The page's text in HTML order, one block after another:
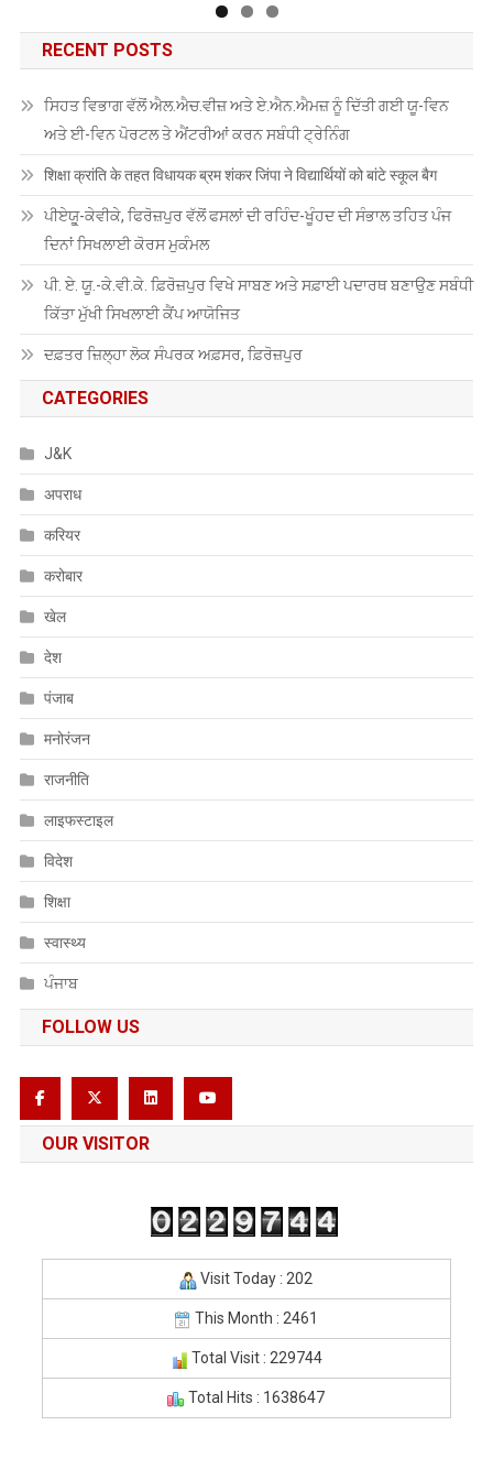
RECENT POSTS
ਸਿਹਤ ਵਿਭਾਗ ਵੱਲੋਂ ਐਲ.ਐਚ.ਵੀਜ਼ ਅਤੇ ਏ.ਐਨ.ਐਮਜ਼ ਨੂੰ ਦਿੱਤੀ ਗਈ ਯੂ-ਵਿਨ
ਅਤੇ ਈ-ਵਿਨ ਪੋਰਟਲ ਤੇ ਐਂਟਰੀਆਂ ਕਰਨ ਸਬੰਧੀ ਟ੍ਰੇਨਿੰਗ
शिक्षा क्रांति के तहत विधायक ब्रम शंकर जिंपा ने विद्यार्थियों को बांटे स्कूल बैग
ਪੀਏਯੂੑ-ਕੇਵੀਕੇ, ਫਿਰੋਜ਼ਪੁਰ ਵੱਲੋਂ ਫਸਲਾਂ ਦੀ ਰਹਿੰਦ-ਖੂੰਹਦ ਦੀ ਸੰਭਾਲ ਤਹਿਤ ਪੰਜ
ਦਿਨਾਂ ਸਿਖਲਾਈ ਕੋਰਸ ਮੁਕੰਮਲ
ਪੀ. ਏ. ਯੂ.-ਕੇ.ਵੀ.ਕੇ. ਫ਼ਿਰੋਜ਼ਪੁਰ ਵਿਖੇ ਸਾਬਣ ਅਤੇ ਸਫ਼ਾਈ ਪਦਾਰਥ ਬਣਾਉਣ ਸਬੰਧੀ
ਕਿੱਤਾ ਮੁੱਖੀ ਸਿਖਲਾਈ ਕੈਂਪ ਆਯੋਜਿਤ
ਦਫ਼ਤਰ ਜ਼ਿਲ੍ਹਾ ਲੋਕ ਸੰਪਰਕ ਅਫ਼ਸਰ, ਫ਼ਿਰੋਜ਼ਪੁਰ
CATEGORIES
J&K
अपराध
करियर
करोबार
खेल
देश
पंजाब
मनोरंजन
राजनीति
लाइफस्टाइल
विदेश
शिक्षा
स्वास्थ्य
ਪੰਜਾਬ
FOLLOW US
OUR VISITOR
Visit Today : 202
This Month : 2461
Total Visit : 229744
Total Hits : 1638647